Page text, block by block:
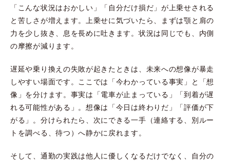
「こんな状況はおかしい」「自分だけ損だ」が上乗せされる
と苦しさが増えます。上乗せに気づいたら、まずは顎と肩の
力を少し抜き、息を長めに吐きます。状況は同じでも、内側
の摩擦が減ります。
遅延や乗り換えの失敗が起きたときは、未来への想像が暴走
しやすい場面です。ここでは「今わかっている事実」と「想
像」を分けます。事実は「電車が止まっている」「到着が遅
れる可能性がある」。想像は「今日は終わりだ」「評価が下
がる」。分けられたら、次にできる一手（連絡する、別ルー
トを調べる、待つ）へ静かに戻れます。
そして、通勤の実践は他人に優しくなるだけでなく、自分の